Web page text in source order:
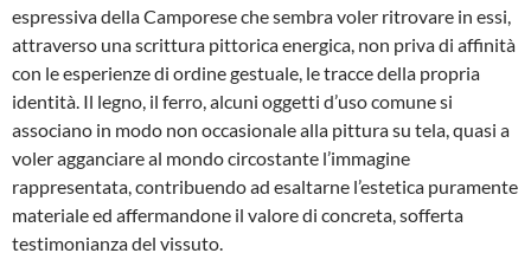
espressiva della Camporese che sembra voler ritrovare in essi,
attraverso una scrittura pittorica energica, non priva di affinità
con le esperienze di ordine gestuale, le tracce della propria
identità. Il legno, il ferro, alcuni oggetti d’uso comune si
associano in modo non occasionale alla pittura su tela, quasi a
voler agganciare al mondo circostante l’immagine
rappresentata, contribuendo ad esaltarne l’estetica puramente
materiale ed affermandone il valore di concreta, sofferta
testimonianza del vissuto.